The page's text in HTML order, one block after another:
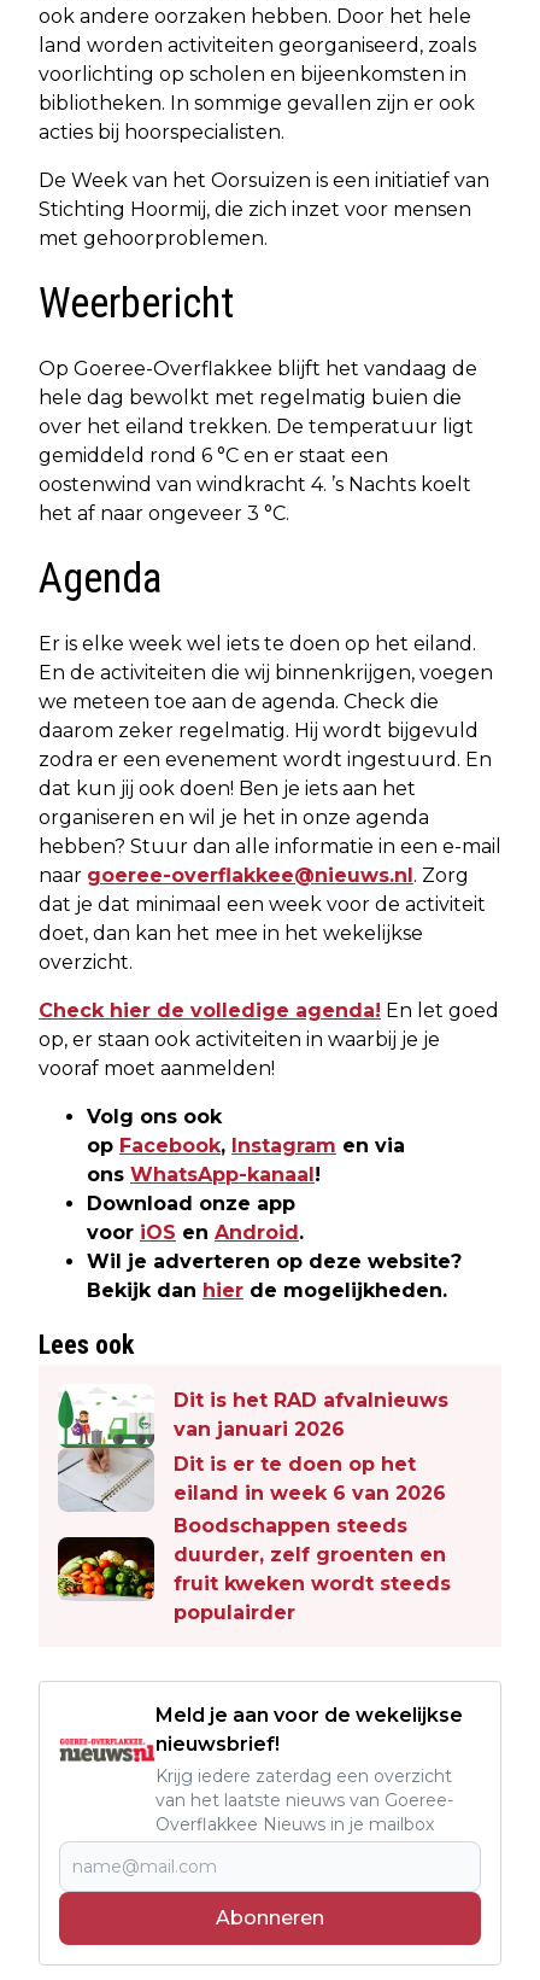
ook andere oorzaken hebben. Door het hele
land worden activiteiten georganiseerd, zoals
voorlichting op scholen en bijeenkomsten in
bibliotheken. In sommige gevallen zijn er ook
acties bij hoorspecialisten.
De Week van het Oorsuizen is een initiatief van
Stichting Hoormij, die zich inzet voor mensen
met gehoorproblemen.
Weerbericht
Op Goeree-Overflakkee blijft het vandaag de
hele dag bewolkt met regelmatig buien die
over het eiland trekken. De temperatuur ligt
gemiddeld rond 6 °C en er staat een
oostenwind van windkracht 4. ’s Nachts koelt
het af naar ongeveer 3 °C.
Agenda
Er is elke week wel iets te doen op het eiland.
En de activiteiten die wij binnenkrijgen, voegen
we meteen toe aan de agenda. Check die
daarom zeker regelmatig. Hij wordt bijgevuld
zodra er een evenement wordt ingestuurd. En
dat kun jij ook doen! Ben je iets aan het
organiseren en wil je het in onze agenda
hebben? Stuur dan alle informatie in een e-mail
naar goeree-overflakkee@nieuws.nl. Zorg
dat je dat minimaal een week voor de activiteit
doet, dan kan het mee in het wekelijkse
overzicht.
Check hier de volledige agenda! En let goed
op, er staan ook activiteiten in waarbij je je
vooraf moet aanmelden!
Volg ons ook
op Facebook, Instagram en via
ons WhatsApp-kanaal!
Download onze app
voor iOS en Android.
Wil je adverteren op deze website?
Bekijk dan hier de mogelijkheden.
Lees ook
Dit is het RAD afvalnieuws
van januari 2026
Dit is er te doen op het
eiland in week 6 van 2026
Boodschappen steeds
duurder, zelf groenten en
fruit kweken wordt steeds
populairder
Meld je aan voor de wekelijkse
nieuwsbrief!
Krijg iedere zaterdag een overzicht
van het laatste nieuws van Goeree-
Overflakkee Nieuws in je mailbox
Abonneren